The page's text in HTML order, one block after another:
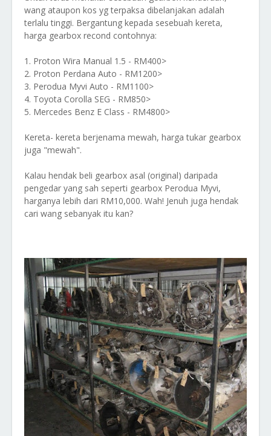
wang ataupon kos yg terpaksa dibelanjakan adalah
terlalu tinggi. Bergantung kepada sesebuah kereta,
harga gearbox recond contohnya:
1. Proton Wira Manual 1.5 - RM400>
2. Proton Perdana Auto - RM1200>
3. Perodua Myvi Auto - RM1100>
4. Toyota Corolla SEG - RM850>
5. Mercedes Benz E Class - RM4800>
Kereta- kereta berjenama mewah, harga tukar gearbox
juga "mewah".
Kalau hendak beli gearbox asal (original) daripada
pengedar yang sah seperti gearbox Perodua Myvi,
harganya lebih dari RM10,000. Wah! Jenuh juga hendak
cari wang sebanyak itu kan?